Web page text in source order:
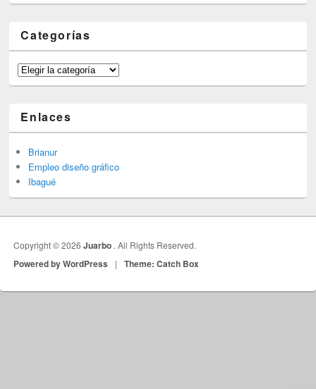
Categorías
Categorías
Enlaces
Brianur
Empleo diseño gráfico
Ibagué
Copyright © 2026Juarbo . All Rights Reserved.
Powered by WordPress | Theme: Catch Box